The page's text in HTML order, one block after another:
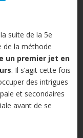
suite de la 5e
de la méthode
un premier jet en
. Il s’agit cette fois
des intrigues
et secondaires
avant de se